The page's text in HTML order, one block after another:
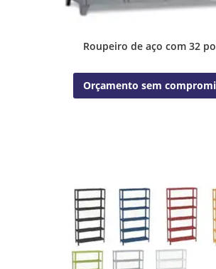
Roupeiro de aço com 32
Orçamento sem